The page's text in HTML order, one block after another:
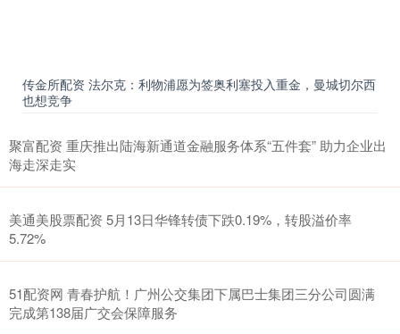
传金所配资 法尔克：利物浦愿为签奥利塞投入重金，曼城切尔西
也想竞争
聚富配资 重庆推出陆海新通道金融服务体系“五件套” 助力企业出
海走深走实
美通美股票配资 5月13日华锋转债下跌0.19%，转股溢价率
5.72%
51配资网 青春护航！广州公交集团下属巴士集团三分公司圆满
完成第138届广交会保障服务